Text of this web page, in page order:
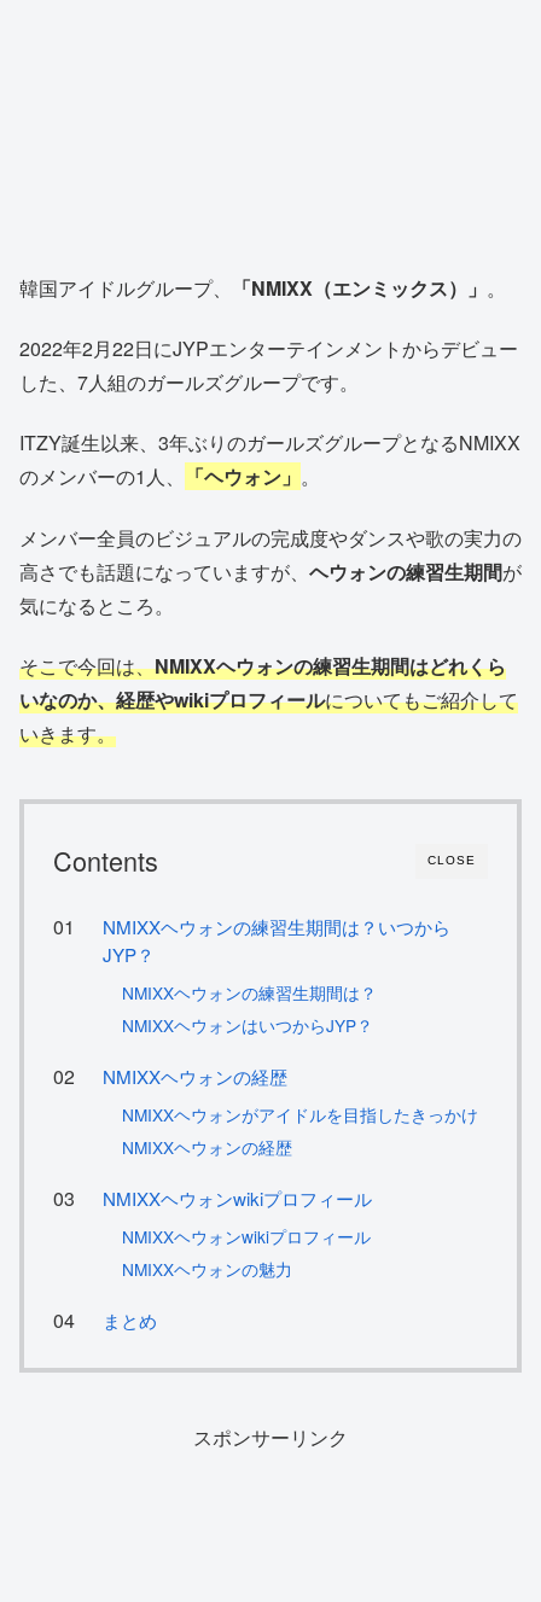
韓国アイドルグループ、 「NMIXX（エンミックス）」 。
2022年2月22日にJYPエンターテインメントからデビュー
した、7人組のガールズグループです。
ITZY誕生以来、3年ぶりのガールズグループとなるNMIXX
のメンバーの1人、
「ヘウォン」 。
メンバー全員のビジュアルの完成度やダンスや歌の実力の
高さでも話題になっていますが、 ヘウォンの練習生期間が
気になるところ。
そこで今回は、NMIXXヘウォンの練習生期間はどれくら
いなのか、経歴やwikiプロフィールについてもご紹介して
いきます。
CLOSE
Contents
NMIXXヘウォンの練習生期間は？いつから
JYP？
NMIXXヘウォンの練習生期間は？
NMIXXヘウォンはいつからJYP？
NMIXXヘウォンの経歴
NMIXXヘウォンがアイドルを目指したきっかけ
NMIXXヘウォンの経歴
NMIXXヘウォンwikiプロフィール
NMIXXヘウォンwikiプロフィール
NMIXXヘウォンの魅力
まとめ
スポンサーリンク